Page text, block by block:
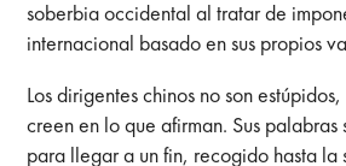
soberbia occidental al tratar de
internacional basado en sus propios
Los dirigentes chinos no son
creen en lo que afirman. Sus palabras
para llegar a un fin, recogido hasta la